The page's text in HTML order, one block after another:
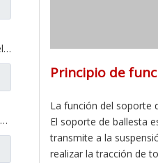
Engranaje del ángulo del lavabo del eje trasero para los recambios 81.35199.6532 de Shamcan AulongTruck
Engranaje de ángulo de lavabo de puente medio para Shamcan AulongTruck repuestos DZ9112320689
Principio de
La función del soporte
El soporte de ballesta
transmite a la
realizar la tracción de